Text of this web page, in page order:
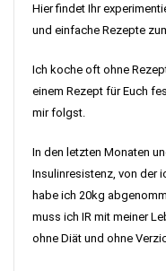
Hier findet Ihr
und einfache Rezepte
Ich koche oft ohne
einem Rezept für Euch
mir folgst.
In den letzten Monaten
Insulinresistenz, von der
habe ich 20kg
muss ich IR mit meiner
ohne Diät und ohne